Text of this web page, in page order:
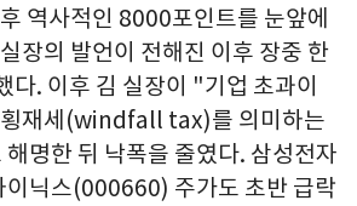
역사적인 8000포인트를 눈앞에
장의 발언이 전해진 이후 장중 한
다. 이후 김 실장이 "기업 초과이
횡재세(windfall tax)를 의미하는
명한 뒤 낙폭을 줄였다. 삼성전자
닉스(000660) 주가도 초반 급락